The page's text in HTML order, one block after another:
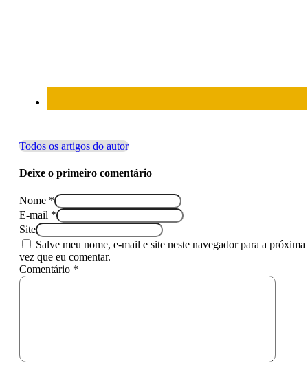
Todos os artigos do autor
Deixe o primeiro comentário
Nome *
E-mail *
Site
Salve meu nome, e-mail e site neste navegador para a próxima
vez que eu comentar.
Comentário *